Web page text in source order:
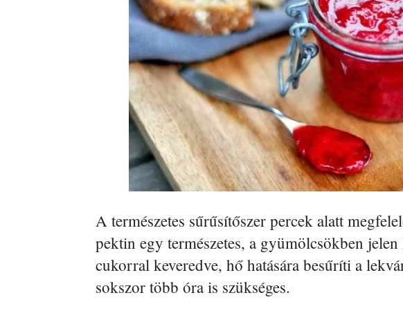
A természetes sűrűsítőszer percek alatt
pektin egy természetes, a gyümölcsökben
cukorral keveredve, hő hatására besűríti a
sokszor több óra is szükséges.